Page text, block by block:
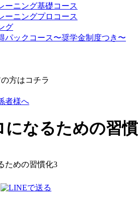
ーニング基礎コース
ーニングプロコース
グ
パックコース〜奨学金制度つき〜
者様へ
になるための習
ための習慣化3